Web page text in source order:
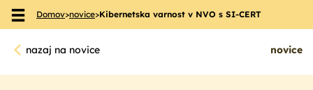
Skoči na vsebino
Domov>novice>Kibernetska varnost v NVO s SI-CERT
nazaj na novice novice